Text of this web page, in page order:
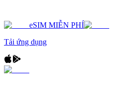
eSIM MIỄN PHÍ
Tải ứng dụng